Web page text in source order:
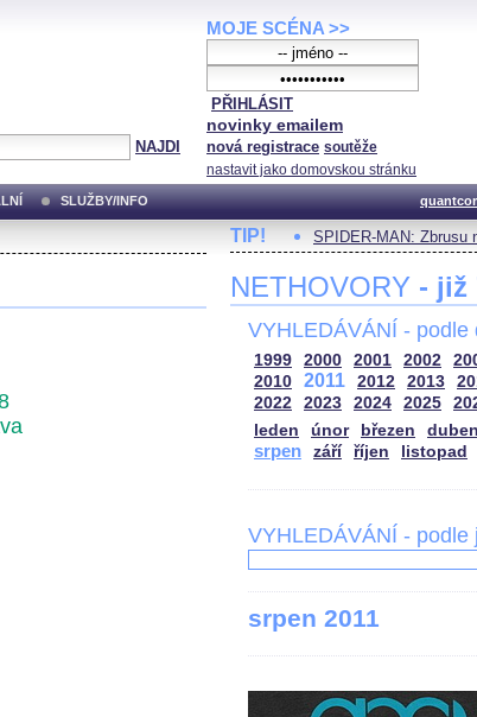
NAJDI
MOJE SCÉNA >>
PŘIHLÁSIT
novinky emailem
nová registrace soutěže
nastavit jako domovskou stránku
SLUŽBY/INFO
TIP! SPIDER-MAN: Zbrusu
NETHOVORY - již
VYHLEDÁVÁNÍ - podle
1999 2000 2001 2002
2010
2011 2012 2013
2022
2023 2024 2025
leden
únor březen duben
srpen září říjen listopad
VYHLEDÁVÁNÍ - podle
srpen 2011